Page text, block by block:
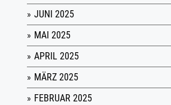
JUNI 2025
MAI 2025
APRIL 2025
MÄRZ 2025
FEBRUAR 2025